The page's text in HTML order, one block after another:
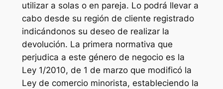
utilizar a solas o en pareja. Lo podrá llevar a
cabo desde su región de cliente registrado
indicándonos su deseo de realizar la
devolución. La primera normativa que
perjudica a este género de negocio es la
Ley 1/2010, de 1 de marzo que modificó la
Ley de comercio minorista, estableciendo la